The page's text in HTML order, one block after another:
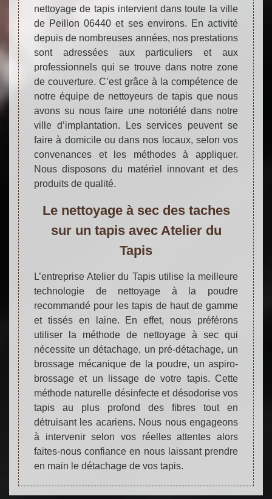
nettoyage de tapis intervient dans toute la ville
de Peillon 06440 et ses environs. En activité
depuis de nombreuses années, nos prestations
sont adressées aux particuliers et aux
professionnels qui se trouve dans notre zone
de couverture. C’est grâce à la compétence de
notre équipe de nettoyeurs de tapis que nous
avons su nous faire une notoriété dans notre
ville d’implantation. Les services peuvent se
faire à domicile ou dans nos locaux, selon vos
convenances et les méthodes à appliquer.
Nous disposons du matériel innovant et des
produits de qualité.
Le nettoyage à sec des taches
sur un tapis avec Atelier du
Tapis
L’entreprise Atelier du Tapis utilise la meilleure
technologie de nettoyage à la poudre
recommandé pour les tapis de haut de gamme
et tissés en laine. En effet, nous préférons
utiliser la méthode de nettoyage à sec qui
nécessite un détachage, un pré-détachage, un
brossage mécanique de la poudre, un aspiro-
brossage et un lissage de votre tapis. Cette
méthode naturelle désinfecte et désodorise vos
tapis au plus profond des fibres tout en
détruisant les acariens. Nous nous engageons
à intervenir selon vos réelles attentes alors
faites-nous confiance en nous laissant prendre
en main le détachage de vos tapis.